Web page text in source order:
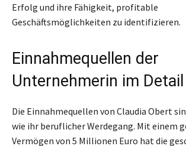
Erfolg und ihre Fähigkeit, profitable
Geschäftsmöglichkeiten zu identifizieren.
Einnahmequellen der
Unternehmerin im Detail
Die Einnahmequellen von Claudia Obert
wie ihr beruflicher Werdegang. Mit einem
Vermögen von 5 Millionen Euro hat die